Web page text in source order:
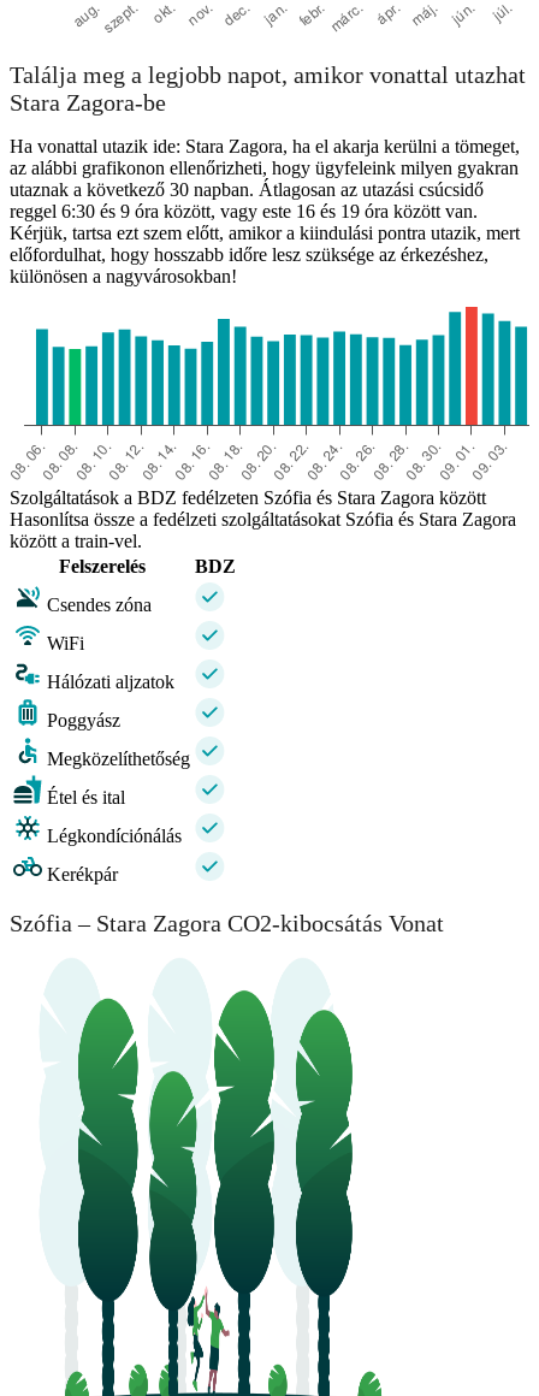
Találja meg a legjobb napot, amikor vonattal utazhat
Stara Zagora-be
Ha vonattal utazik ide: Stara Zagora, ha el akarja kerülni a tömeget,
az alábbi grafikonon ellenőrizheti, hogy ügyfeleink milyen gyakran
utaznak a következő 30 napban. Átlagosan az utazási csúcsidő
reggel 6:30 és 9 óra között, vagy este 16 és 19 óra között van.
Kérjük, tartsa ezt szem előtt, amikor a kiindulási pontra utazik, mert
előfordulhat, hogy hosszabb időre lesz szüksége az érkezéshez,
különösen a nagyvárosokban!
Szolgáltatások a BDZ fedélzeten Szófia és Stara Zagora között
Hasonlítsa össze a fedélzeti szolgáltatásokat Szófia és Stara Zagora
között a train-vel.
Felszerelés
BDZ
Csendes zóna
WiFi
Hálózati aljzatok
Poggyász
Megközelíthetőség
Étel és ital
Légkondíciónálás
Kerékpár
Szófia – Stara Zagora CO2-kibocsátás Vonat